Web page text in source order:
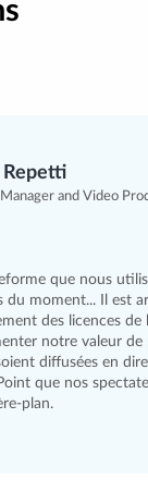
aux
il a fallu combiner
besoin urgent
que les
présentation
une voix